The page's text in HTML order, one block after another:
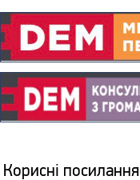
Корисні посилання